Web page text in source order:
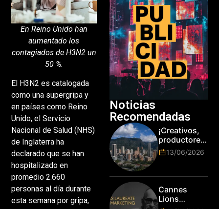
En Reino Unido han
aumentado los
contagiados de H3N2 un
50 %.
El H3N2 es catalogada
como una supergripa y
en países como Reino
Unido, el Servicio
Nacional de Salud (NHS)
de Inglaterra ha
declarado que se han
hospitalizado en
promedio 2.660
personas al día durante
esta semana por gripa,
Noticias
Recomendadas
¡Creativos,
productores
y cracks de
la tecnología
es hora de
subir de
nivel! Las
marcas más
13/06/2026
Cannes
Lions